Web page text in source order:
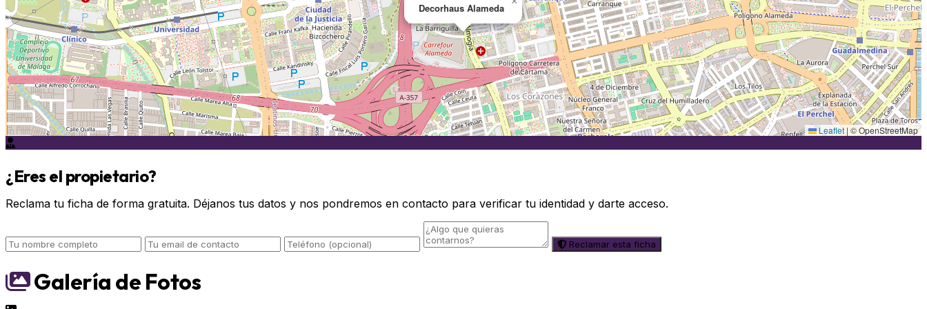
Decorhaus Alameda
Leaflet | © OpenStreetMap
¿Eres el propietario?
Reclama tu ficha de forma gratuita. Déjanos tus datos y nos pondremos en contacto para verificar tu identidad y darte acceso.
Reclamar esta ficha
Galería de Fotos